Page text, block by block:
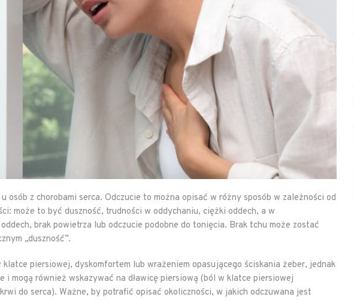
osób z chorobami serca. Odczucie to można opisać w różny sposób w zależności od
może to być duszność, trudności w oddychaniu, ciężki oddech, a w
brak powietrza lub odczucie podobne do tonięcia. Brak tchu może zostać
„duszność”.
piersiowej, dyskomfortem lub wrażeniem opasującego ściskania żeber, jednak
i mogą również wskazywać na dławicę piersiową (ból w klatce piersiowej
do serca). Ważne, by potrafić opisać okoliczności, w jakich odczuwana jest